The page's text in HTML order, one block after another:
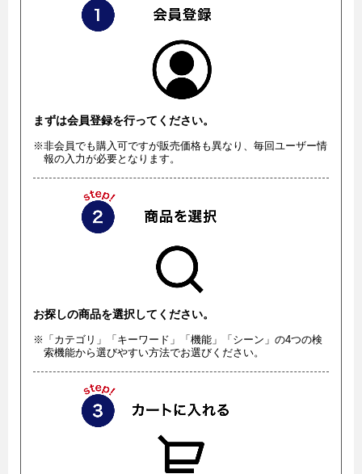
まずは会員登録を行ってください。
※非会員でも購入可ですが販売価格も異なり、毎回ユーザー情
報の入力が必要となります。
お探しの商品を選択してください。
※「カテゴリ」「キーワード」「機能」「シーン」の4つの検
索機能から選びやすい方法でお選びください。